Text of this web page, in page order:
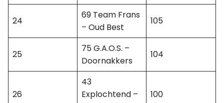
24
69 Team Frans
– Oud Best
105
25
75 G.A.O.S. –
Doornakkers
104
26
43
Explochtend –
100